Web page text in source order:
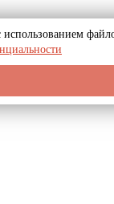
использованием